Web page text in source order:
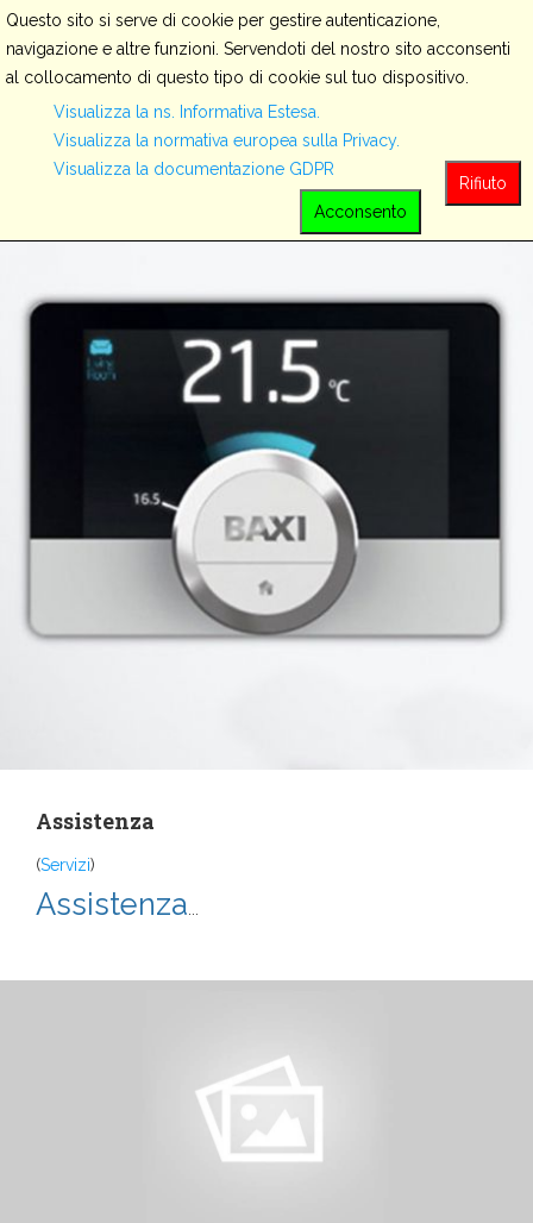
Servizi
View all
Assistenza
(Servizi)
Assistenza
Questo sito si serve di cookie per gestire autenticazione,
navigazione e altre funzioni. Servendoti del nostro sito acconsenti
al collocamento di questo tipo di cookie sul tuo dispositivo.
Visualizza la ns. Informativa Estesa.
Visualizza la normativa europea sulla Privacy.
Visualizza la documentazione GDPR
Rifiuto
Acconsento